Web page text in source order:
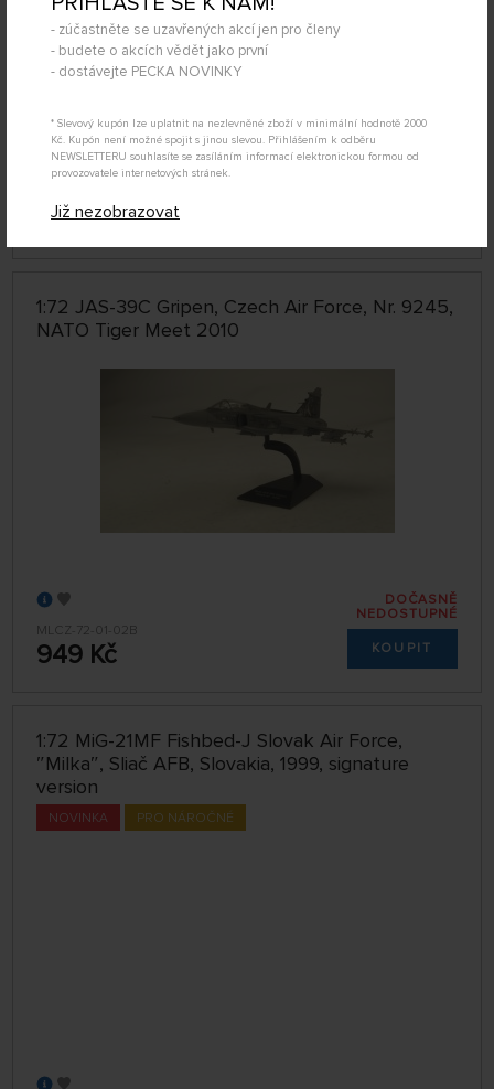
- zúčastněte se uzavřených akcí jen pro členy
- budete o akcích vědět jako první
- dostávejte PECKA NOVINKY
* Slevový kupón lze uplatnit na nezlevněné zboží v minimální hodnotě 2000
Kč. Kupón není možné spojit s jinou slevou. Přihlášením k odběru
NEWSLETTERU souhlasíte se zasíláním informací elektronickou formou od
provozovatele internetových stránek.
Již nezobrazovat
949 Kč
1:72 JAS-39C Gripen, Czech Air Force, Nr. 9245,
NATO Tiger Meet 2010
MLCZ-72-01-02B
949 Kč
DOČASNĚ
NEDOSTUPNÉ
KOUPIT
1:72 MiG-21MF Fishbed-J Slovak Air Force,
″Milka″, Sliač AFB, Slovakia, 1999, signature
version
NOVINKA PRO NÁROČNÉ